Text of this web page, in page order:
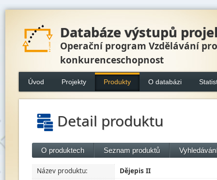
Databáze výstupů
Operační program Vzdělávání pro
konkurenceschopnost
Úvod Projekty Produkty O databázi
Detail produktu
O produktech Seznam produktů
Název produktu:
Dějepis II